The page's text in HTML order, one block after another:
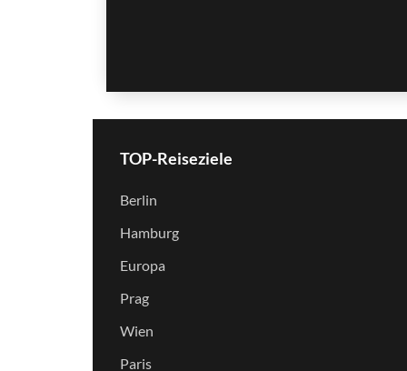
TOP-Reiseziele
Berlin
Hamburg
Europa
Prag
Wien
Paris